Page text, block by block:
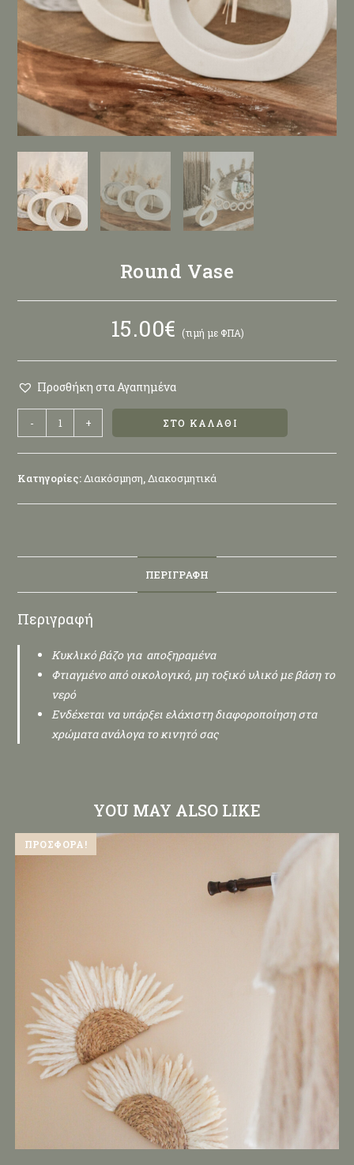
Round Vase
15.00€ (τιμή με ΦΠΑ)
Προσθήκη στα Αγαπημένα
- + ΣΤΟ ΚΑΛΆΘΙ
Κατηγορίες:Διακόσμηση,Διακοσμητικά
ΠΕΡΙΓΡΑΦΉ
Περιγραφή
Κυκλικό βάζο για αποξηραμένα
Φτιαγμένο από οικολογικό, μη τοξικό υλικό με βάση το
νερό
Ενδέχεται να υπάρξει ελάχιστη διαφοροποίηση στα
χρώματα ανάλογα το κινητό σας
YOU MAY ALSO LIKE
ΠΡΟΣΦΟΡΆ!